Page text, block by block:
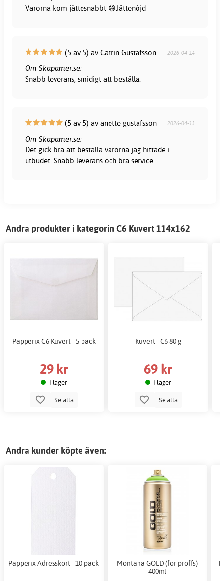
Varorna kom jättesnabbt 😄Jättenöjd
(5 av 5) av Catrin Gustafsson 2026-04-14
Om Skapamer.se:
Snabb leverans, smidigt att beställa.
(5 av 5) av anette gustafsson 2026-04-13
Om Skapamer.se:
Det gick bra att beställa varorna jag hittade i
utbudet. Snabb leverans och bra service.
Andra produkter i kategorin C6 Kuvert 114x162
Papperix C6 Kuvert - 5-pack
29 kr
I lager
Se alla
Kuvert - C6 80 g
69 kr
I lager
Se alla
Andra kunder köpte även:
Papperix Adresskort - 10-pack
Montana GOLD (för proffs)
400ml